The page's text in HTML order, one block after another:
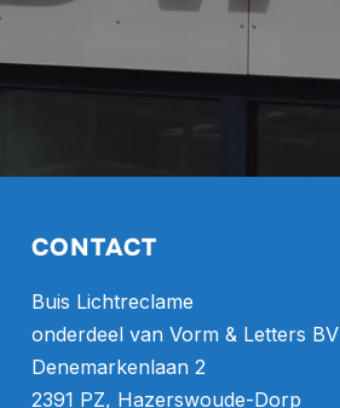
CONTACT
Buis Lichtreclame
onderdeel van Vorm & Letters BV
Denemarkenlaan 2
2391 PZ, Hazerswoude-Dorp